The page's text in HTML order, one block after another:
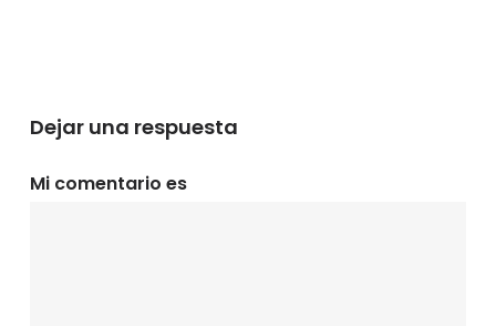
Dejar una respuesta
Mi comentario es